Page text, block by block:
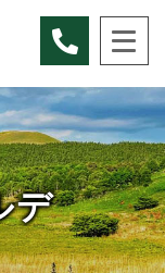
デ